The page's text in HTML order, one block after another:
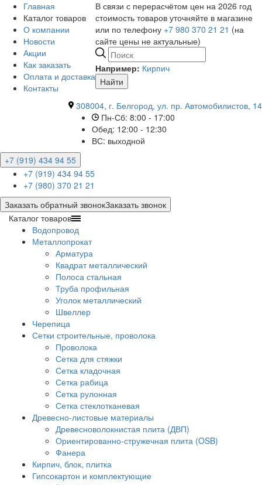
Главная
Каталог товаров
О компании
Новости
Акции
Как заказать
Оплата и доставка
Контакты
308004, г. Белгород, ул. пр. Автомобилистов, 14
Пн-Сб: 8:00 - 17:00
Обед: 12:00 - 12:30
ВС: выходной
В связи с перерасчётом цен на 2026 год
стоимость товаров уточняйте в магазине
или по телефону +7 980 370 21 21 (на
сайте цены не актуальные)
Например: Кирпич
Найти
+7 (919) 434 94 55
+7 (919) 434 94 55
+7 (980) 370 21 21
Заказать обратный звонокЗаказать звонок
Каталог товаров
Водопровод
Металлопрокат
Арматура
Квадрат металлический
Полоса стальная
Труба профильная
Уголок металлический
Швеллер
Черепица
Сетки строительные, проволока
Проволока
Сетка для стяжки
Сетка кладочная
Сетка рабица
Сетка рулонная
Сетка стеклотканевая
Древесно-листовые материалы
Древесноволокнистая плита (ДВП)
Ориентированно-стружечная плита (OSB)
Фанера
Кирпич, блок, плитка
Гипсокартон и комплектующие